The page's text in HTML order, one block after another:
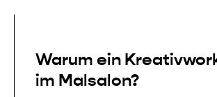
Warum ein
im Malsalon?